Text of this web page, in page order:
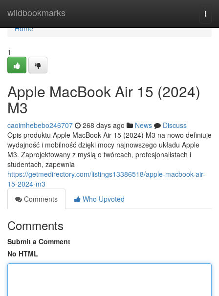
wildbookmarks
Home
Home
1
Apple MacBook Air 15 (2024)
M3
caoimhebebo246707 268 days ago News
Discuss
Opis produktu Apple MacBook Air 15 (2024) M3 na nowo definiuje
wydajność i mobilność dzięki mocy najnowszego układu Apple
M3. Zaprojektowany z myślą o twórcach, profesjonalistach i
studentach, zapewnia
https://getmedirectory.com/listings13386518/apple-macbook-air-
15-2024-m3
Comments
Who Upvoted
Comments
Submit a Comment
No HTML